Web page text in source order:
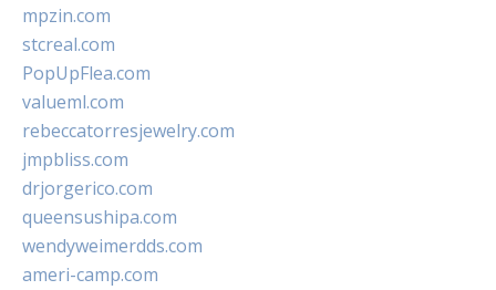
mpzin.com
stcreal.com
PopUpFlea.com
valueml.com
rebeccatorresjewelry.com
jmpbliss.com
drjorgerico.com
queensushipa.com
wendyweimerdds.com
ameri-camp.com